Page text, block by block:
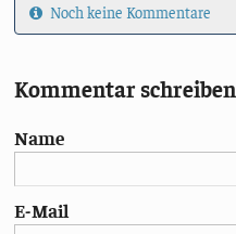
Noch keine Kommentare
Kommentar schreiben
Name
E-Mail